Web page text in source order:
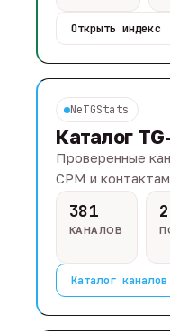
Открыть индекс
NeTGStats
Каталог
Проверенные
CPM и
381
КАНАЛОВ
Каталог каналов